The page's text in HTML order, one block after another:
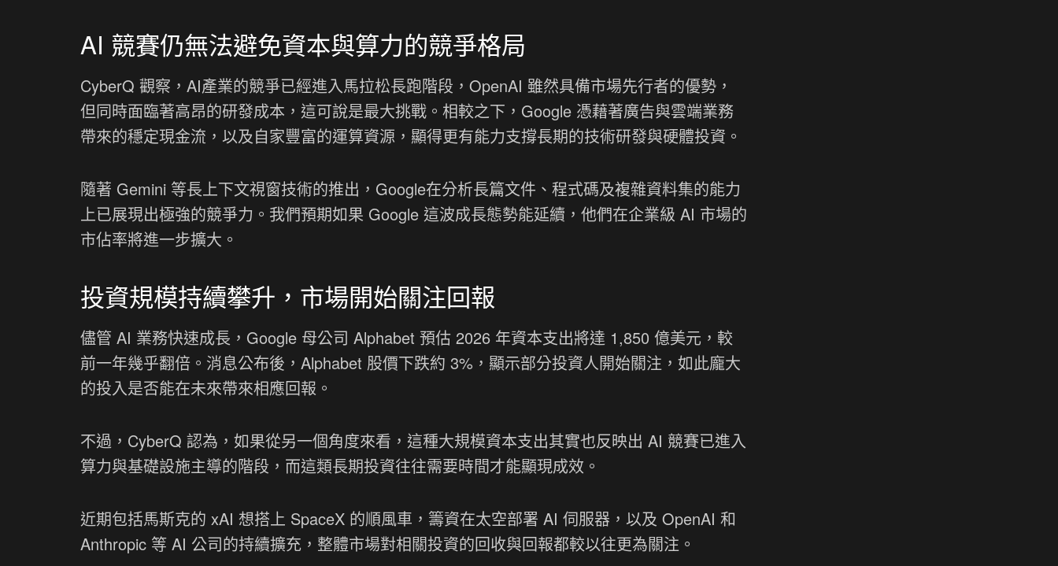
AI 競賽仍無法避免資本與算力的競爭格局
CyberQ 觀察，AI產業的競爭已經進入馬拉松長跑階段，OpenAI 雖然具備市場先行者的優勢，
但同時面臨著高昂的研發成本，這可說是最大挑戰。相較之下，Google 憑藉著廣告與雲端業務
帶來的穩定現金流，以及自家豐富的運算資源，顯得更有能力支撐長期的技術研發與硬體投資。
隨著 Gemini 等長上下文視窗技術的推出，Google在分析長篇文件、程式碼及複雜資料集的能力
上已展現出極強的競爭力。我們預期如果 Google 這波成長態勢能延續，他們在企業級 AI 市場的
市佔率將進一步擴大。
投資規模持續攀升，市場開始關注回報
儘管 AI 業務快速成長，Google 母公司 Alphabet 預估 2026 年資本支出將達 1,850 億美元，較
前一年幾乎翻倍。消息公布後，Alphabet 股價下跌約 3%，顯示部分投資人開始關注，如此龐大
的投入是否能在未來帶來相應回報。
不過，CyberQ 認為，如果從另一個角度來看，這種大規模資本支出其實也反映出 AI 競賽已進入
算力與基礎設施主導的階段，而這類長期投資往往需要時間才能顯現成效。
近期包括馬斯克的 xAI 想搭上 SpaceX 的順風車，籌資在太空部署 AI 伺服器，以及 OpenAI 和
Anthropic 等 AI 公司的持續擴充，整體市場對相關投資的回收與回報都較以往更為關注。